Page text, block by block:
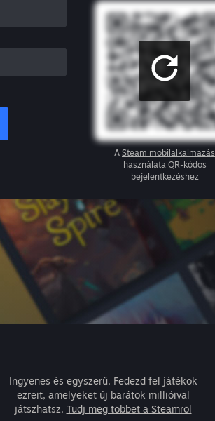
A Steam mobilalkalmazás
használata QR-kódos
bejelentkezéshez
Ingyenes és egyszerű. Fedezd fel játékok
ezreit, amelyeket új barátok millióival
játszhatsz. Tudj meg többet a Steamről